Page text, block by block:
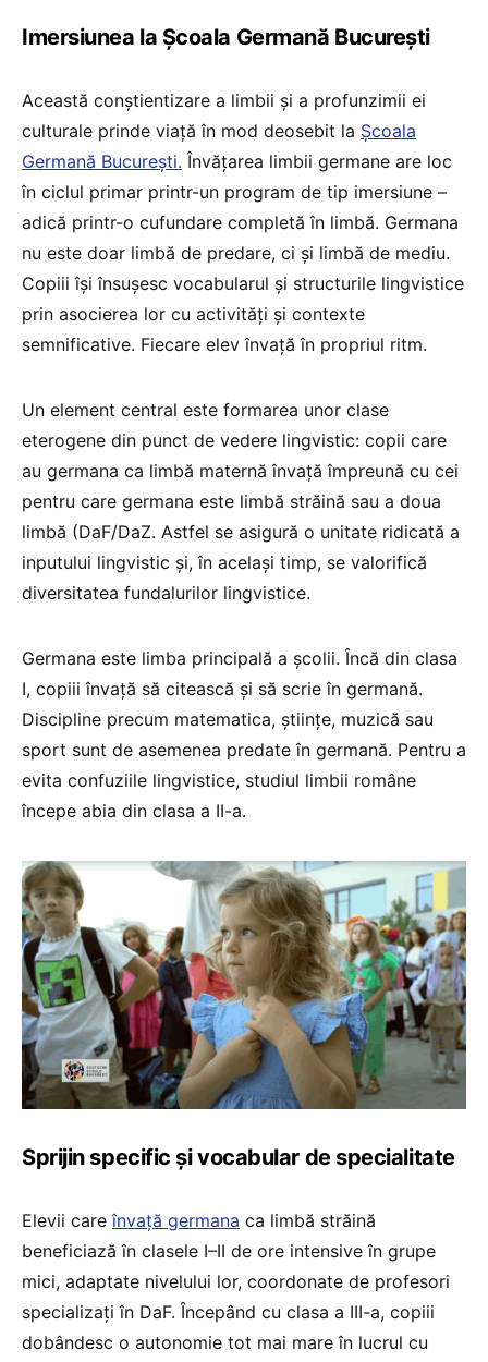
Imersiunea la Școala Germană București
Această conștientizare a limbii și a profunzimii ei
culturale prinde viață în mod deosebit la Școala
Germană București. Învățarea limbii germane are loc
în ciclul primar printr-un program de tip imersiune –
adică printr-o cufundare completă în limbă. Germana
nu este doar limbă de predare, ci și limbă de mediu.
Copiii își însușesc vocabularul și structurile lingvistice
prin asocierea lor cu activități și contexte
semnificative. Fiecare elev învață în propriul ritm.
Un element central este formarea unor clase
eterogene din punct de vedere lingvistic: copii care
au germana ca limbă maternă învață împreună cu cei
pentru care germana este limbă străină sau a doua
limbă (DaF/DaZ. Astfel se asigură o unitate ridicată a
inputului lingvistic și, în același timp, se valorifică
diversitatea fundalurilor lingvistice.
Germana este limba principală a școlii. Încă din clasa
I, copiii învață să citească și să scrie în germană.
Discipline precum matematica, științe, muzică sau
sport sunt de asemenea predate în germană. Pentru a
evita confuziile lingvistice, studiul limbii române
începe abia din clasa a II-a.
Sprijin specific și vocabular de specialitate
Elevii careînvață germana ca limbă străină
beneficiază în clasele I–II de ore intensive în grupe
mici, adaptate nivelului lor, coordonate de profesori
specializați în DaF. Începând cu clasa a III-a, copiii
dobândesc o autonomie tot mai mare în lucrul cu